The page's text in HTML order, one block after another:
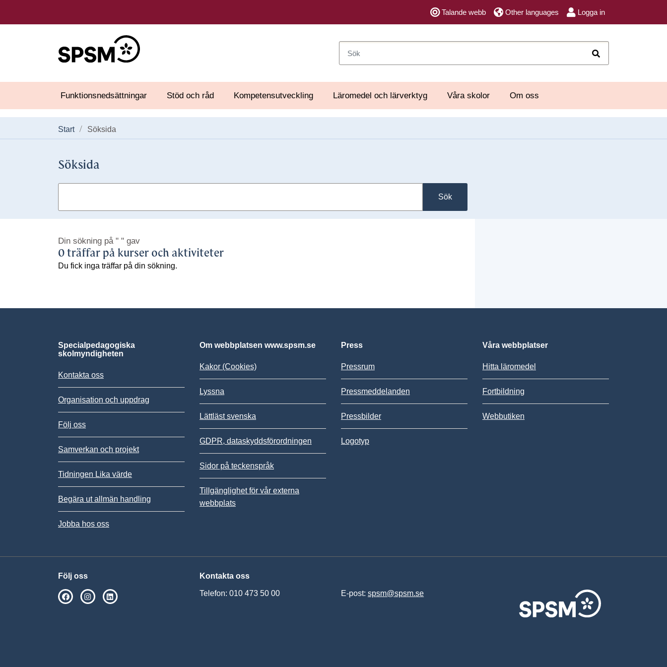
Talande webb Other languages Logga in
Funktionsnedsättningar Stöd och råd Kompetensutveckling Läromedel och lärverktyg Våra skolor Om oss
Start Söksida
Söksida
Sök
Din sökning på " " gav
0 träffar på kurser och aktiviteter
Du fick inga träffar på din sökning.
Specialpedagogiska
skolmyndigheten
Kontakta oss
Organisation och uppdrag
Följ oss
Samverkan och projekt
Tidningen Lika värde
Begära ut allmän handling
Jobba hos oss
Om webbplatsen www.spsm.se
Kakor (Cookies)
Lyssna
Lättläst svenska
GDPR, dataskyddsförordningen
Sidor på teckenspråk
Tillgänglighet för vår externa
webbplats
Press
Pressrum
Pressmeddelanden
Pressbilder
Logotyp
Våra webbplatser
Hitta läromedel
Fortbildning
Webbutiken
Följ oss
SPSM på Facebook
SPSM på Instagram
Kontakta oss
Telefon: 010 473 50 00 E-post: spsm@spsm.se